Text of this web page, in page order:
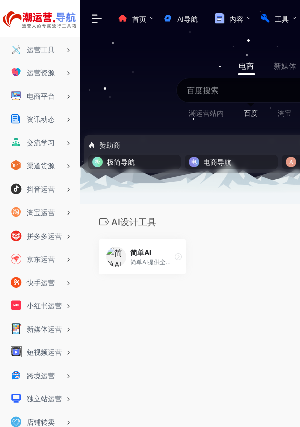
运营工具
运营资源
电商平台
资讯动态
交流学习
渠道货源
抖音运营
淘宝运营
拼多多运营
京东运营
快手运营
小红书运营
新媒体运营
短视频运营
跨境运营
独立站运营
店铺转卖
首页 AI导航 内容 工具
电商 新媒体
潮运营站内 百度 淘宝
赞助商
极简导航
电商导航
AI设计工具
简单AI
简单AI提供全面的AI社区服务，包括AI作图、文生图prompt社区、AI文案、AI头像、AI素材、AI设计等。以“快人一步，轻松玩转AI” 为理念，致力于让每一个用户都能便捷地使用和理解人工智能。